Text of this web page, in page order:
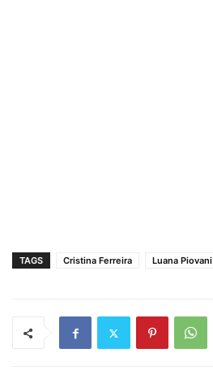
TAGS Cristina Ferreira Luana Piovani